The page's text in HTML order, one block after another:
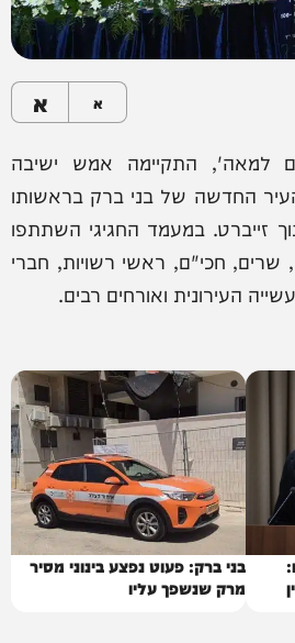
א א
למאה', התקיימה אמש ישיבה
החדשה של בני ברק בראשותו
זייברט. במעמד החגיגי השתתפו
שרים, חכי"ם, ראשי רשויות, חברי
העירונית ואורחים רבים.
בני ברק: פעוט נפצע בינוני מסיר
מרק שנשפך עליו